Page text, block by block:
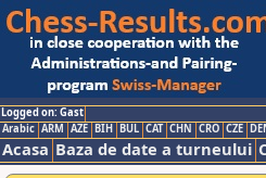
Logged on: Gast
Arabic ARM AZE BIH BUL CAT CHN CRO CZE
Acasa Baza de date a turneului